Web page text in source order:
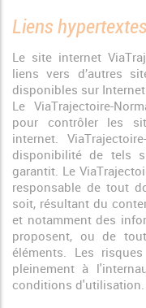
Liens
Le site internet
liens vers d’autres
disponibles sur
Le ViaTrajectoire-
pour contrôler les
internet.
disponibilité de tels
garantit. Le
responsable de tout
soit, résultant du
et notamment des
proposent, ou de
éléments. Les
pleinement à
conditions d'utilisation.